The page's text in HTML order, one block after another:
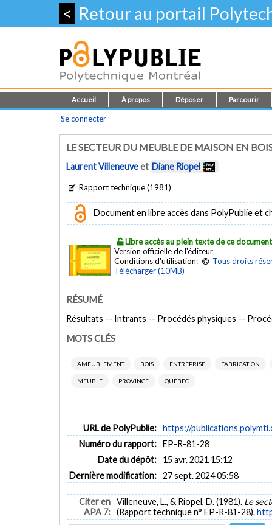
< Retour au portail
Accueil À propos Déposer Parcourir
Se connecter
LE SECTEUR DU MEUBLE DE MAISON EN
Laurent Villeneuveet Diane Riopel
Rapport technique (1981)
Document en libre accès dans PolyPublie et
Libre accès au plein texte de ce document
Version officielle de l'éditeur
Conditions d'utilisation:
Tous droits
Télécharger (10MB)
RÉSUMÉ
Résultats -- Intrants -- Procédés physiques --
MOTS CLÉS
AMEUBLEMENT BOIS ENTREPRISE FABRICATION
MEUBLE PROVINCE QUEBEC
URL de PolyPublie: https://
Numéro du rapport: EP-R-81-28
Date du dépôt:
15 avr. 2021 15:12
Dernière modification: 27 sept. 2024 05:58
Citer en
APA 7:
Villeneuve, L., & Riopel, D. (1981). Le
(Rapport technique n° EP-R-81-28).